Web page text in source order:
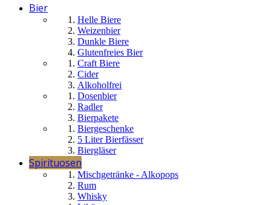
Bier
Helle Biere
Weizenbier
Dunkle Biere
Glutenfreies Bier
Craft Biere
Cider
Alkoholfrei
Dosenbier
Radler
Bierpakete
Biergeschenke
5 Liter Bierfässer
Biergläser
Spirituosen
Mischgetränke - Alkopops
Rum
Whisky